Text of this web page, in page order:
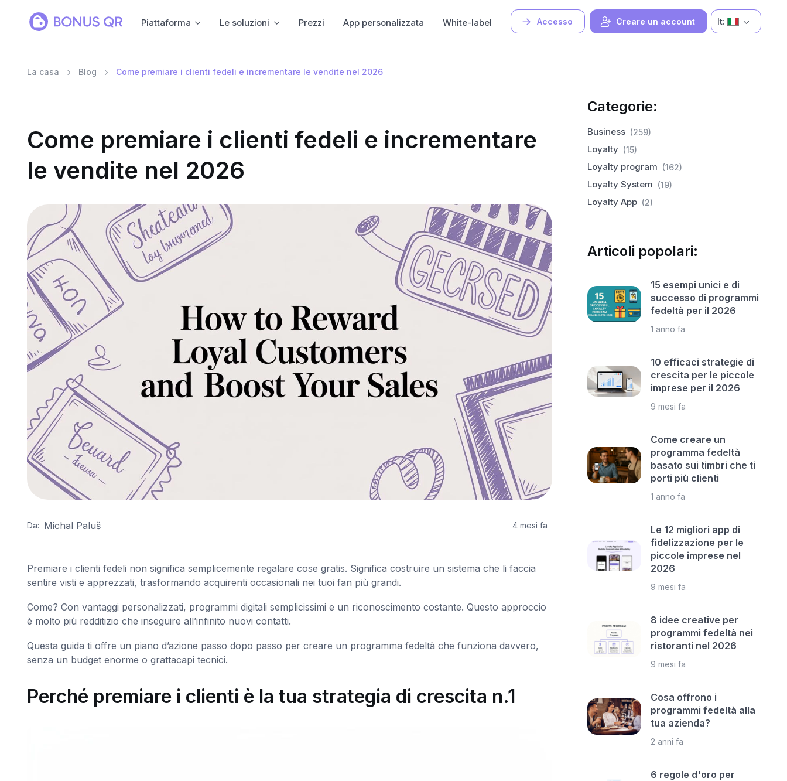
Accesso Creare un account
Piattaforma Le soluzioni Prezzi App personalizzata White-label It:
La casa Blog Come premiare i clienti fedeli e incrementare le vendite nel 2026
Come premiare i clienti fedeli e incrementare
le vendite nel 2026
Da: Michal Paluš 4 mesi fa
Premiare i clienti fedeli non significa semplicemente regalare cose gratis. Significa costruire un sistema che li faccia
sentire visti e apprezzati, trasformando acquirenti occasionali nei tuoi fan più grandi.
Come? Con vantaggi personalizzati, programmi digitali semplicissimi e un riconoscimento costante. Questo approccio
è molto più redditizio che inseguire all’infinito nuovi contatti.
Questa guida ti offre un piano d’azione passo dopo passo per creare un programma fedeltà che funziona davvero,
senza un budget enorme o grattacapi tecnici.
Perché premiare i clienti è la tua strategia di crescita n.1
Categorie:
Business (259)
Loyalty (15)
Loyalty program (162)
Loyalty System (19)
Loyalty App (2)
Articoli popolari:
15 esempi unici e di
successo di programmi
fedeltà per il 2026
1 anno fa
10 efficaci strategie di
crescita per le piccole
imprese per il 2026
9 mesi fa
Come creare un
programma fedeltà
basato sui timbri che ti
porti più clienti
1 anno fa
Le 12 migliori app di
fidelizzazione per le
piccole imprese nel
2026
9 mesi fa
8 idee creative per
programmi fedeltà nei
ristoranti nel 2026
9 mesi fa
Cosa offrono i
programmi fedeltà alla
tua azienda?
2 anni fa
6 regole d'oro per